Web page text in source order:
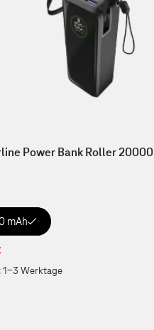
Power Bank Roller 20000
mAh
1-3 Werktage